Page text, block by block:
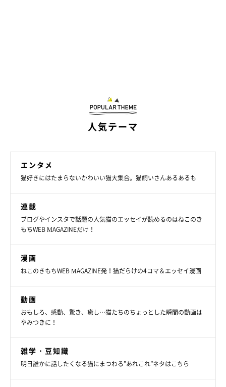
『嫌いじゃない』程度
すが、大人しく抱っこされてくれるのは嬉しいですね」
疲れをふっと消してくれる存在
人気テーマ
エンタメ
猫好きにはたまらないかわいい猫大集合。猫飼いさんあるあるも
連載
ブログやインスタで話題の人気猫のエッセイが読めるのはねこのき
もちWEB MAGAZINEだけ！
漫画
ねこのきもちWEB MAGAZINE発！猫だらけの4コマ＆エッセイ漫画
動画
おもしろ、感動、驚き、癒し…猫たちのちょっとした瞬間の動画は
やみつきに！
雑学・豆知識
明日誰かに話したくなる猫にまつわる”あれこれ”ネタはこちら